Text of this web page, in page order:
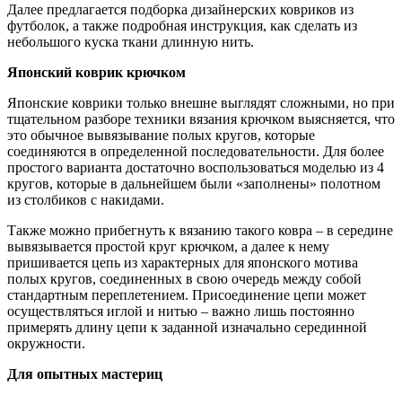
Далее предлагается подборка дизайнерских ковриков из
футболок, а также подробная инструкция, как сделать из
небольшого куска ткани длинную нить.
Японский коврик крючком
Японские коврики только внешне выглядят сложными, но при
тщательном разборе техники вязания крючком выясняется, что
это обычное вывязывание полых кругов, которые
соединяются в определенной последовательности. Для более
простого варианта достаточно воспользоваться моделью из 4
кругов, которые в дальнейшем были «заполнены» полотном
из столбиков с накидами.
Также можно прибегнуть к вязанию такого ковра – в середине
вывязывается простой круг крючком, а далее к нему
пришивается цепь из характерных для японского мотива
полых кругов, соединенных в свою очередь между собой
стандартным переплетением. Присоединение цепи может
осуществляться иглой и нитью – важно лишь постоянно
примерять длину цепи к заданной изначально серединной
окружности.
Для опытных мастериц